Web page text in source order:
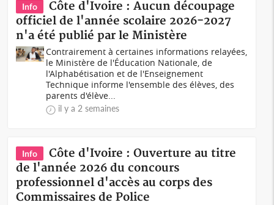
Info
Côte d'Ivoire : Aucun découpage
officiel de l'année scolaire 2026-2027
n'a été publié par le Ministère
Contrairement à certaines informations relayées,
le Ministère de l'Éducation Nationale, de
l'Alphabétisation et de l'Enseignement
Technique informe l'ensemble des élèves, des
parents d'élève...
il y a 2 semaines
Info
Côte d'Ivoire : Ouverture au titre
de l'année 2026 du concours
professionnel d'accès au corps des
Commissaires de Police